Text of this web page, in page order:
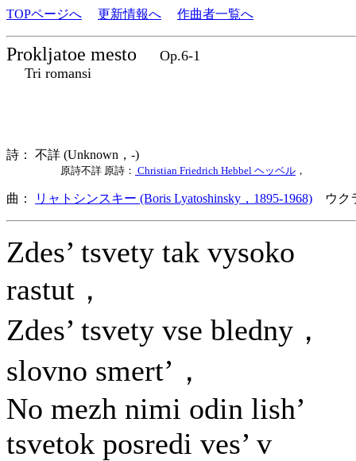
TOPページへ 更新情報へ 作曲者一覧へ
Prokljatoe mesto
Op.6-1
Tri romansi
詩： 不詳 (Unknown，-)
原詩不詳 原詩： Christian Friedrich Hebbel ヘッベル ，
曲： リャトシンスキー (Boris Lyatoshinsky，1895-1968) ウク
Zdes’ tsvety tak vysoko
rastut，
Zdes’ tsvety vse bledny，
slovno smert’，
No mezh nimi odin lish’
tsvetok posredi ves’ v